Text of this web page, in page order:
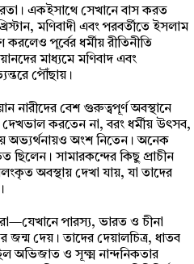
একইসাথে সেখানে বাস করত
মণিবাদী এবং পরবর্তীতে ইসলাম
করলেও পূর্বের ধর্মীয় রীতিনীতি
মাধ্যমে মণিবাদ এবং
পৌঁছায়।
নারীদের বেশ গুরুত্বপূর্ণ অবস্থানে
দেখভাল করতেন না, বরং ধর্মীয় উৎসব,
অভ্যর্থনায়ও অংশ নিতেন। অনেক
ছিলেন। সামারকন্দের কিছু প্রাচীন
অবস্থায় দেখা যায়, যা তাদের
পারস্য, ভারত ও চীনা
দেয়। তাদের দেয়ালচিত্র, ধাতব
অভিজাত ও সূক্ষ্ম নান্দনিকতার